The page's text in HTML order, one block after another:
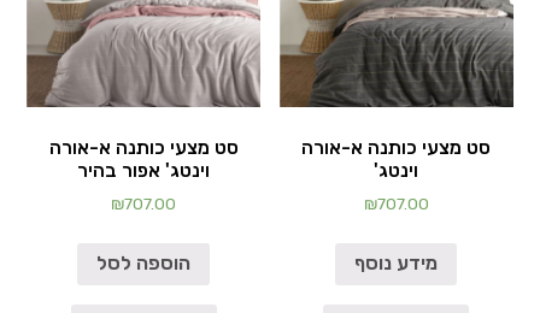
סט מצעי כותנה א-אורה
וינטג'
₪707.00
מידע נוסף
סט מצעי כותנה א-אורה
וינטג' אפור בהיר
₪707.00
הוספה לסל